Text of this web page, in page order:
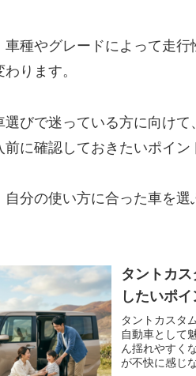
種やグレードによって走
ります。
選びで迷っている方に向け
に確認しておきたいポイン
分の使い方に合った車を選
タントカ
したいポイ
タントカスタ
自動車として
ん揺れやすく
が不快に感じ